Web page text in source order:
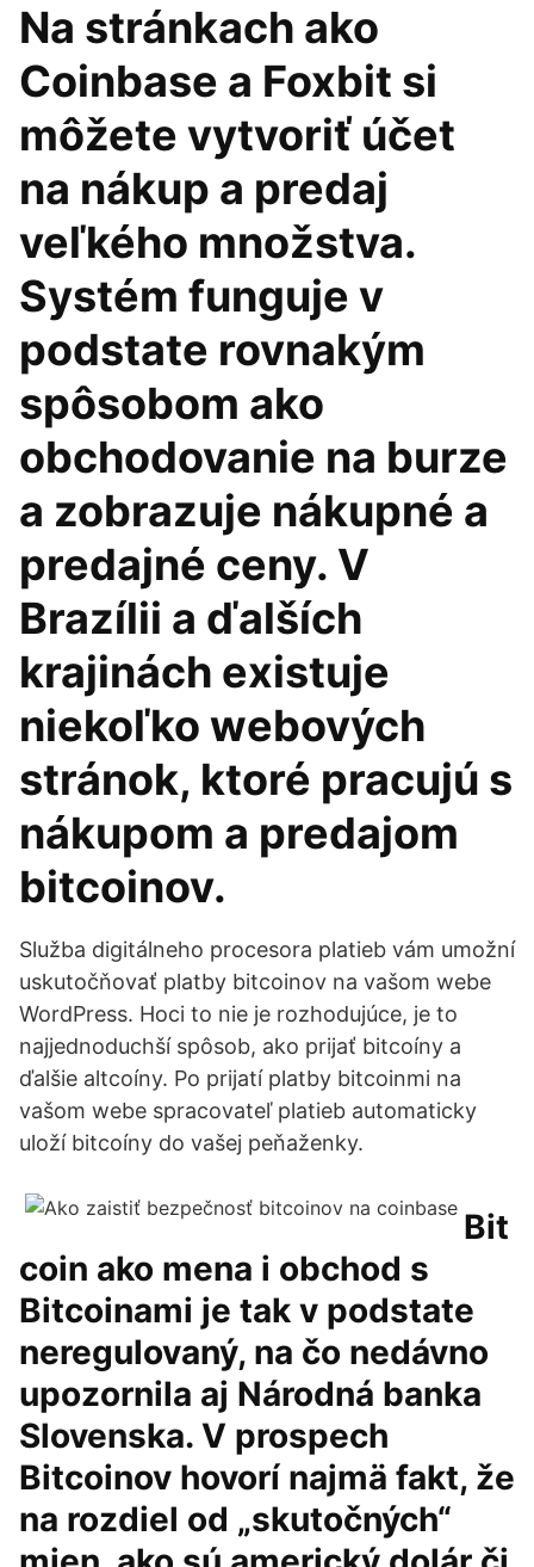
Na stránkach ako
Coinbase a Foxbit si
môžete vytvoriť účet
na nákup a predaj
veľkého množstva.
Systém funguje v
podstate rovnakým
spôsobom ako
obchodovanie na burze
a zobrazuje nákupné a
predajné ceny. V
Brazílii a ďalších
krajinách existuje
niekoľko webových
stránok, ktoré pracujú s
nákupom a predajom
bitcoinov.
Služba digitálneho procesora platieb vám umožní
uskutočňovať platby bitcoinov na vašom webe
WordPress. Hoci to nie je rozhodujúce, je to
najjednoduchší spôsob, ako prijať bitcoíny a
ďalšie altcoíny. Po prijatí platby bitcoinmi na
vašom webe spracovateľ platieb automaticky
uloží bitcoíny do vašej peňaženky.
Bit
coin ako mena i obchod s
Bitcoinami je tak v podstate
neregulovaný, na čo nedávno
upozornila aj Národná banka
Slovenska. V prospech
Bitcoinov hovorí najmä fakt, že
na rozdiel od „skutočných“